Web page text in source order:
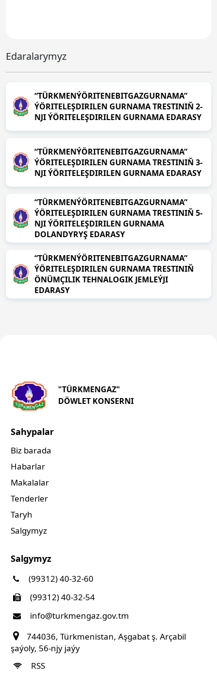
Edaralarymyz
“TÜRKMENÝÖRITENEBITGAZGURNAMA”
ÝÖRITELEŞDIRILEN GURNAMA TRESTINIŇ 2-
NJI ÝÖRITELEŞDIRILEN GURNAMA EDARASY
“TÜRKMENÝÖRITENEBITGAZGURNAMA”
ÝÖRITELEŞDIRILEN GURNAMA TRESTINIŇ 3-
NJI ÝÖRITELEŞDIRILEN GURNAMA EDARASY
“TÜRKMENÝÖRITENEBITGAZGURNAMA”
ÝÖRITELEŞDIRILEN GURNAMA TRESTINIŇ 5-
NJI ÝÖRITELEŞDIRILEN GURNAMA
DOLANDYRYŞ EDARASY
“TÜRKMENÝÖRITENEBITGAZGURNAMA”
ÝÖRITELEŞDIRILEN GURNAMA TRESTINIŇ
ÖNÜMÇILIK TEHNALOGIK JEMLEÝJI
EDARASY
"TÜRKMENGAZ"
DÖWLET KONSERNI
Sahypalar
Biz barada
Habarlar
Makalalar
Tenderler
Taryh
Salgymyz
Salgymyz
(99312) 40-32-60
(99312) 40-32-54
info@turkmengaz.gov.tm
744036, Türkmenistan, Aşgabat ş. Arçabil
şaýoly, 56-njy jaýy
RSS